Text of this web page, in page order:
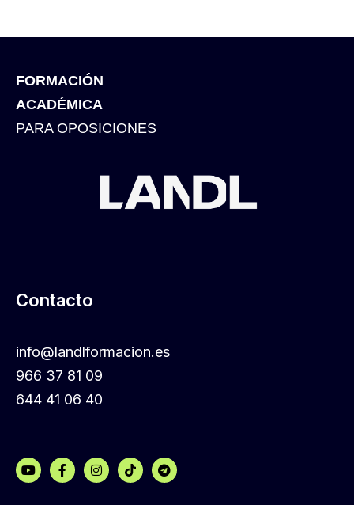
FORMACIÓN
ACADÉMICA
PARA OPOSICIONES
Contacto
info@landlformacion.es
966 37 81 09
644 41 06 40